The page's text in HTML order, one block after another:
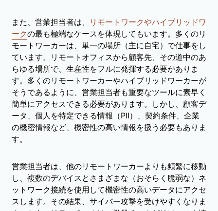
また、営業担当者は、
リモートワークやハイブリッドワ
ークの最も極端なケースを体現してもいます。多くのリ
モートワーカーは、単一の場所（主に自宅）で仕事をし
ています。リモートオフィスから顧客先、その道中のあ
らゆる場所で、生産性をフルに発揮する必要がありま
す。多くのリモートワーカーやハイブリッドワーカーが
そうであるように、営業担当者も重要なツールに素早く
簡単にアクセスできる必要があります。しかし、顧客デ
ータ、個人を特定できる情報（PII）、契約条件、企業
の機密情報など、機密性の高い情報を扱う必要もありま
す。
営業担当者は、他のリモートワーカーよりも頻繁に移動
し、複数のデバイスとさまざまな（おそらく脆弱な）ネ
ットワーク接続を使用して機密性の高いデータにアクセ
スします。その結果、サイバー攻撃を受けやすくなりま